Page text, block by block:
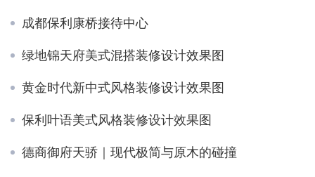
成都保利康桥接待中心
绿地锦天府美式混搭装修设计效果图
黄金时代新中式风格装修设计效果图
保利叶语美式风格装修设计效果图
德商御府天骄｜现代极简与原木的碰撞